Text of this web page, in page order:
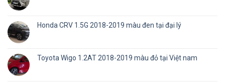
Honda CRV 1.5G 2018-2019 màu đen tại đại lý
Toyota Wigo 1.2AT 2018-2019 màu đỏ tại Việt nam